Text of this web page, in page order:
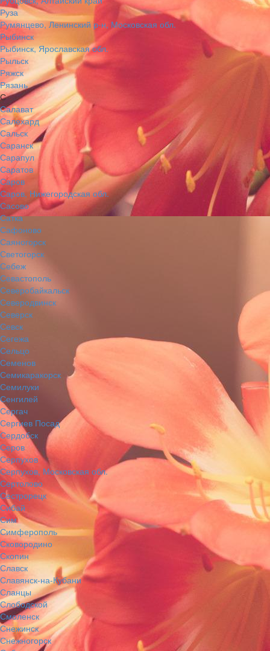
Руза
Румянцево, Ленинский р-н, Московская обл.
Рыбинск
Рыбинск, Ярославская обл.
Рыльск
Ряжск
Рязань
С
Салават
Салехард
Сальск
Саранск
Сарапул
Саратов
Саров
Саров, Нижегородская обл.
Сасово
Сатка
Сафоново
Саяногорск
Светогорск
Себеж
Севастополь
Северобайкальск
Северодвинск
Северск
Севск
Сегежа
Сельцо
Семенов
Семикаракорск
Семилуки
Сенгилей
Сергач
Сергиев Посад
Сердобск
Серов
Серпухов
Серпухов, Московская обл.
Сертолово
Сестрорецк
Сибай
Сим
Симферополь
Сковородино
Скопин
Славск
Славянск-на-Кубани
Сланцы
Слободской
Смоленск
Снежинск
Снежногорск